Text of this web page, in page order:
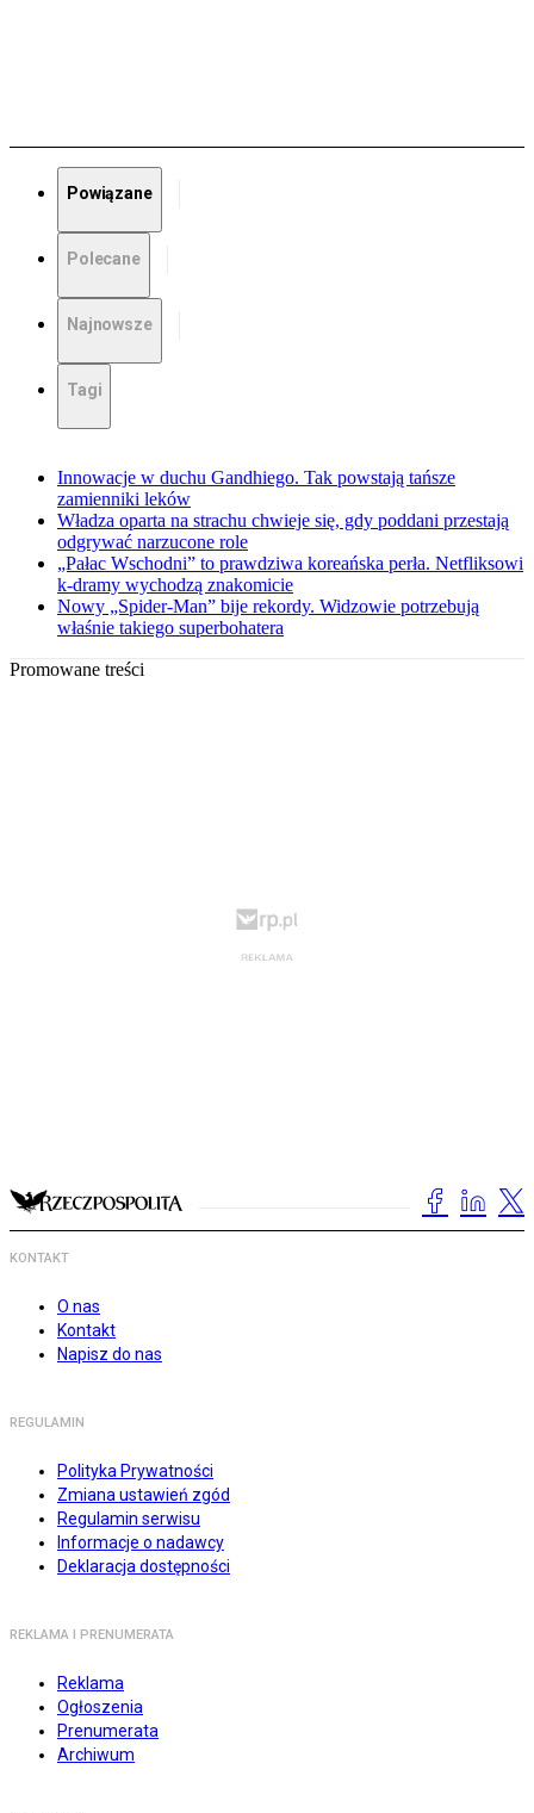
Powiązane
Polecane
Najnowsze
Tagi
Innowacje w duchu Gandhiego. Tak powstają tańsze
zamienniki leków
Władza oparta na strachu chwieje się, gdy poddani przestają
odgrywać narzucone role
„Pałac Wschodni” to prawdziwa koreańska perła. Netfliksowi
k-dramy wychodzą znakomicie
Nowy „Spider-Man” bije rekordy. Widzowie potrzebują
właśnie takiego superbohatera
Promowane treści
KONTAKT
O nas
Kontakt
Napisz do nas
REGULAMIN
Polityka Prywatności
Zmiana ustawień zgód
Regulamin serwisu
Informacje o nadawcy
Deklaracja dostępności
REKLAMA I PRENUMERATA
Reklama
Ogłoszenia
Prenumerata
Archiwum